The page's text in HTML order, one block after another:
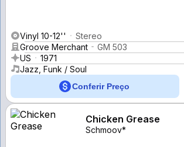
Vinyl 10-12''
Stereo
Groove Merchant
GM 503
US
1971
Jazz, Funk / Soul
Conferir Preço
Chicken Grease
Schmoov*